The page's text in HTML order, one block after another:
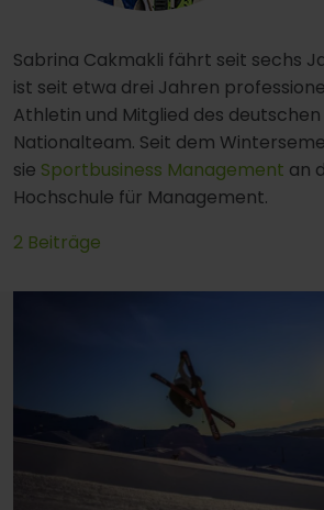
Sabrina Cakmakli fährt seit sechs
ist seit etwa drei Jahren
Athletin und Mitglied des
Nationalteam. Seit dem
sie Sportbusiness Management an
Hochschule für Management.
2 Beiträge